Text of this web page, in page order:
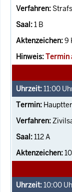
1 B
9
Termin
11:00
112 A
10:00